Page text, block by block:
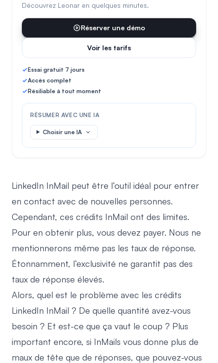
Découvrez Leonar en quelques minutes.
Réserver une démo
Voir les tarifs
Essai gratuit 7 jours
Accès complet
Résiliable à tout moment
RÉSUMER AVEC UNE IA
Choisir une IA
LinkedIn InMail peut être l’outil idéal pour entrer
en contact avec de nouvelles personnes.
Cependant, ces crédits InMail ont des limites.
Pour en obtenir plus, vous devez payer. Nous ne
mentionnerons même pas les taux de réponse.
Étonnamment, l’exclusivité ne garantit pas des
taux de réponse élevés.
Alors, quel est le problème avec les crédits
LinkedIn InMail ? De quelle quantité avez-vous
besoin ? Et est-ce que ça vaut le coup ? Plus
important encore, si InMails vous donne plus de
maux de tête que de réponses, que pouvez-vous